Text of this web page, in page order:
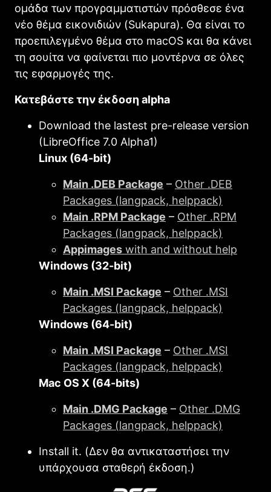
ομάδα των προγραμματιστών πρόσθεσε ένα
νέο θέμα εικονιδιών (Sukapura). Θα είναι το
προεπιλεγμένο θέμα στο macOS και θα κάνει
τη σουίτα να φαίνεται πιο μοντέρνα σε όλες
τις εφαρμογές της.
Κατεβάστε την έκδοση alpha
Download the lastest pre-release version
(LibreOffice 7.0 Alpha1)
Linux (64-bit)
Main .DEB Package – Other .DEB
Packages (langpack, helppack)
Main .RPM Package – Other .RPM
Packages (langpack, helppack)
Appimages with and without help
Windows (32-bit)
Main .MSI Package – Other .MSI
Packages (langpack, helppack)
Windows (64-bit)
Main .MSI Package – Other .MSI
Packages (langpack, helppack)
Mac OS X (64-bits)
Main .DMG Package – Other .DMG
Packages (langpack, helppack)
Install it. (Δεν θα αντικαταστήσει την
υπάρχουσα σταθερή έκδοση.)